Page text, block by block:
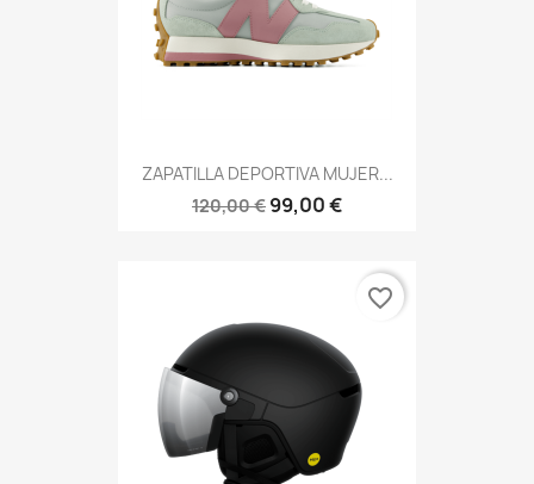
ZAPATILLA DEPORTIVA MUJER...
120,00 € 99,00 €
favorite_border